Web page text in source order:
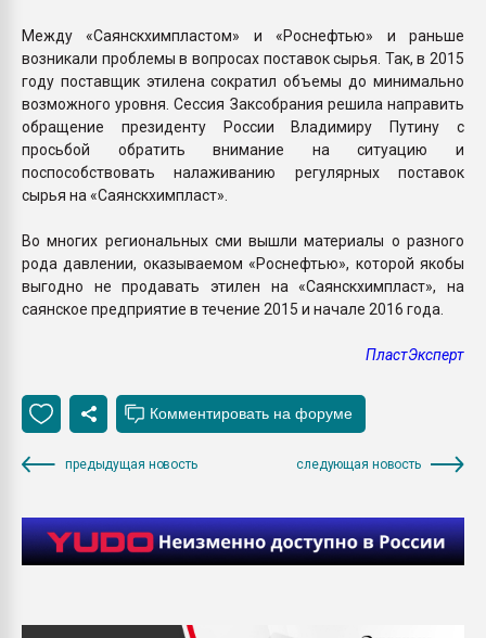
Между «Саянскхимпластом» и «Роснефтью» и раньше
возникали проблемы в вопросах поставок сырья. Так, в 2015
году поставщик этилена сократил объемы до минимально
возможного уровня. Сессия Заксобрания решила направить
обращение президенту России Владимиру Путину с
просьбой обратить внимание на ситуацию и
поспособствовать налаживанию регулярных поставок
сырья на «Саянскхимпласт».
Во многих региональных сми вышли материалы о разного
рода давлении, оказываемом «Роснефтью», которой якобы
выгодно не продавать этилен на «Саянскхимпласт», на
саянское предприятие в течение 2015 и начале 2016 года.
ПластЭксперт
предыдущая новость следующая новость